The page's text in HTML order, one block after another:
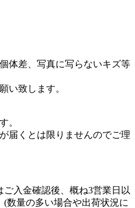
体差、写真に写らないキズ等
い致します。
。
届くとは限りませんのでご理
入金確認後、概ね3営業日以
数量の多い場合や出荷状況に